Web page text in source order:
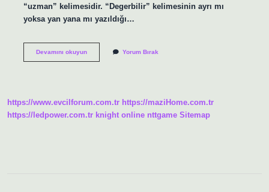
“uzman” kelimesidir. “Degerbilir” kelimesinin ayrı mı
yoksa yan yana mı yazıldığı…
Devamını okuyunGökdelen
Yorum Bırak
https://www.evcilforum.com.tr https://maziHome.com.tr
https://ledpower.com.tr knight online nttgame Sitemap